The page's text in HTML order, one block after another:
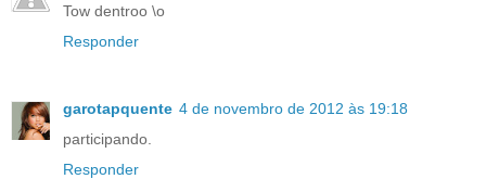
Tow dentroo \o
Responder
garotapquente 4 de novembro de 2012 às 19:18
participando.
Responder